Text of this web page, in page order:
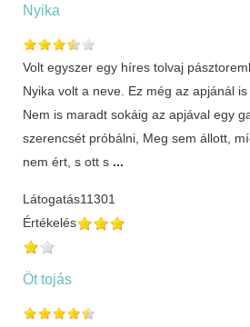
Nyika
Volt egyszer egy híres tolvaj
Nyika volt a neve. Ez még az apjánál
Nem is maradt sokáig az apjával egy
szerencsét próbálni, Meg sem állott,
nem ért, s ott s ...
Látogatás11301
Értékelés
Öt tojás